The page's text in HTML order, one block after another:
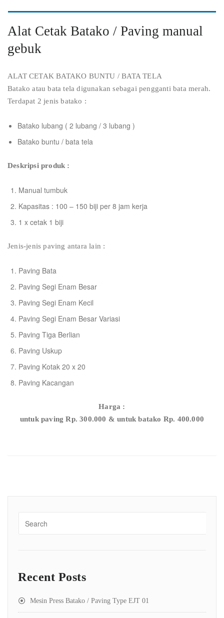
Alat Cetak Batako / Paving manual
gebuk
ALAT CETAK BATAKO BUNTU / BATA TELA
Batako atau bata tela digunakan sebagai pengganti bata merah.
Terdapat 2 jenis batako :
Batako lubang ( 2 lubang / 3 lubang )
Batako buntu / bata tela
Deskripsi produk :
Manual tumbuk
Kapasitas : 100 – 150 biji per 8 jam kerja
1 x cetak 1 biji
Jenis-jenis paving antara lain :
Paving Bata
Paving Segi Enam Besar
Paving Segi Enam Kecil
Paving Segi Enam Besar Variasi
Paving Tiga Berlian
Paving Uskup
Paving Kotak 20 x 20
Paving Kacangan
Harga :
untuk paving Rp. 300.000 & untuk batako Rp. 400.000
Recent Posts
Mesin Press Batako / Paving Type EJT 01